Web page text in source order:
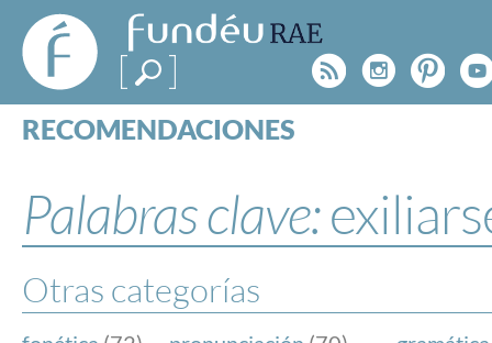
FundéuRAE
- Fundación
del Español
Urgente
Rss
RECOMENDACIONES
ESPECIALES
BLOG
NOTICIAS
SOBRE LA FUNDÉURAE
Palabras clave:
Otras categorías